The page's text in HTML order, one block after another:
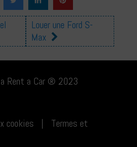
Louer une Ford S-
Max
Rent a Car ® 2023
cookies | Termes et